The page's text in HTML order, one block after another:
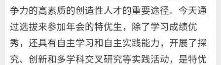
争力的高素质的创造性人才的重要途径。今天通
过选拔来参加年会的特优生，除了学习成绩优
秀，还具有自主学习和自主实践能力，开展了探
究、创新和多学科交叉研究等实践活动，是特优